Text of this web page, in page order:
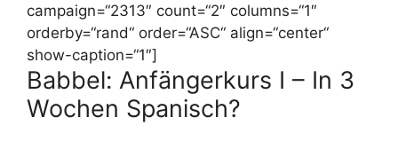
campaign=“2313″ count=“2″ columns=“1″
orderby=“rand“ order=“ASC“ align=“center“
show-caption=“1″]
Babbel: Anfängerkurs I – In 3
Wochen Spanisch?